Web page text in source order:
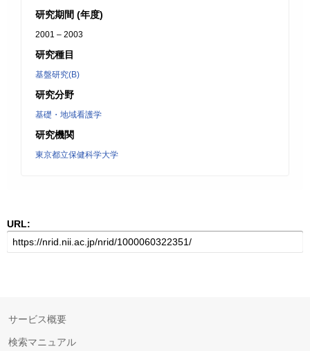
研究期間 (年度)
2001 – 2003
研究種目
基盤研究(B)
研究分野
基礎・地域看護学
研究機関
東京都立保健科学大学
URL:
サービス概要
検索マニュアル